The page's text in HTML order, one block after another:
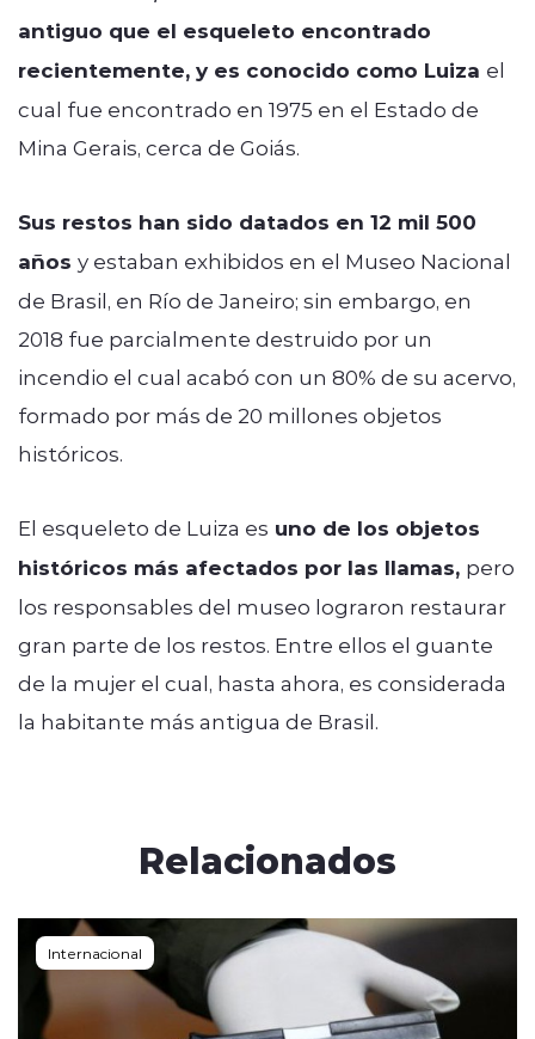
antiguo que el esqueleto encontrado
recientemente, y es conocido como Luiza el
cual fue encontrado en 1975 en el Estado de
Mina Gerais, cerca de Goiás.
Sus restos han sido datados en 12 mil 500
años y estaban exhibidos en el Museo Nacional
de Brasil, en Río de Janeiro; sin embargo, en
2018 fue parcialmente destruido por un
incendio el cual acabó con un 80% de su acervo,
formado por más de 20 millones objetos
históricos.
El esqueleto de Luiza es uno de los objetos
históricos más afectados por las llamas, pero
los responsables del museo lograron restaurar
gran parte de los restos. Entre ellos el guante
de la mujer el cual, hasta ahora, es considerada
la habitante más antigua de Brasil.
Relacionados
Internacional